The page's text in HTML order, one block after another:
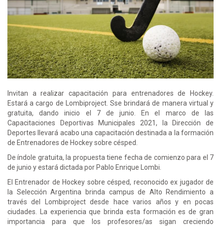
Invitan a realizar capacitación para entrenadores de Hockey.
Estará a cargo de Lombiproject. Sse brindará de manera virtual y
gratuita, dando inicio el 7 de junio. En el marco de las
Capacitaciones Deportivas Municipales 2021, la Dirección de
Deportes llevará acabo una capacitación destinada a la formación
de Entrenadores de Hockey sobre césped.
De índole gratuita, la propuesta tiene fecha de comienzo para el 7
de junio y estará dictada por Pablo Enrique Lombi.
El Entrenador de Hockey sobre césped, reconocido ex jugador de
la Selección Argentina brinda campus de Alto Rendimiento a
través del Lombiproject desde hace varios años y en pocas
ciudades. La experiencia que brinda esta formación es de gran
importancia para que los profesores/as sigan creciendo